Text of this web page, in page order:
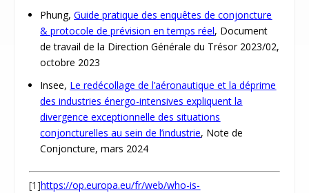
Phung,Guide pratique des enquêtes de conjoncture
& protocole de prévision en temps réel, Document
de travail de la Direction Générale du Trésor 2023/02,
octobre 2023
Insee, Le redécollage de l’aéronautique et la déprime
des industries énergo-intensives expliquent la
divergence exceptionnelle des situations
conjoncturelles au sein de l’industrie, Note de
Conjoncture, mars 2024
[1]https://op.europa.eu/fr/web/who-is-